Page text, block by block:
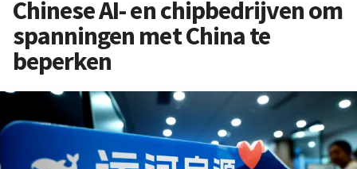
Chinese AI- en chipbedrijven om
spanningen met China te
beperken